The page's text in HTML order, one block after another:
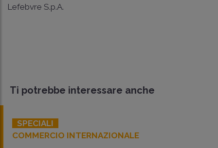
Lefebvre S.p.A.
Ti potrebbe interessare anche
SPECIALI
COMMERCIO INTERNAZIONALE